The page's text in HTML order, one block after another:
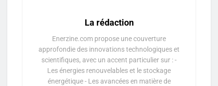
La rédaction
Enerzine.com propose une couverture
approfondie des innovations technologiques et
scientifiques, avec un accent particulier sur : -
Les énergies renouvelables et le stockage
énergétique - Les avancées en matière de